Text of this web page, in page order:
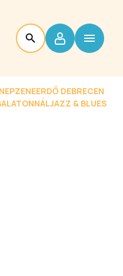
ZENEERDŐ DEBRECEN
JAZZ & BLUES